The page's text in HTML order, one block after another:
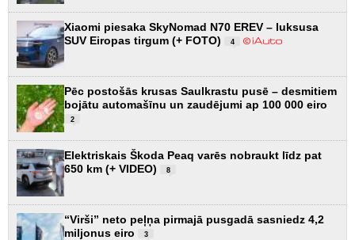
Xiaomi piesaka SkyNomad N70 EREV – luksusa
SUV Eiropas tirgum (+ FOTO)
4
Pēc postošās krusas Saulkrastu pusē – desmitiem
bojātu automašīnu un zaudējumi ap 100 000 eiro
2
Elektriskais Škoda Peaq varēs nobraukt līdz pat
650 km (+ VIDEO)
8
“Virši” neto peļņa pirmajā pusgadā sasniedz 4,2
miljonus eiro
3